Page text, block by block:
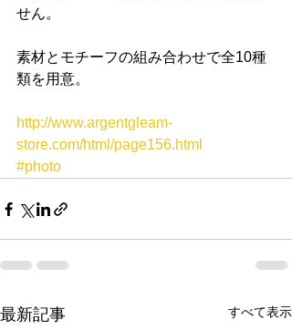
せん。
素材とモチーフの組み合わせで全10種
類を用意。
http://www.argentgleam-
store.com/html/page156.html
#photo
最新記事 すべて表示